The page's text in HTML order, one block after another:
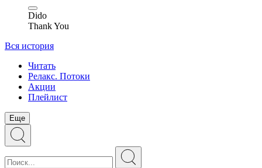
Dido
Thank You
Вся история
Читать
Релакс. Потоки
Акции
Плейлист
Еще